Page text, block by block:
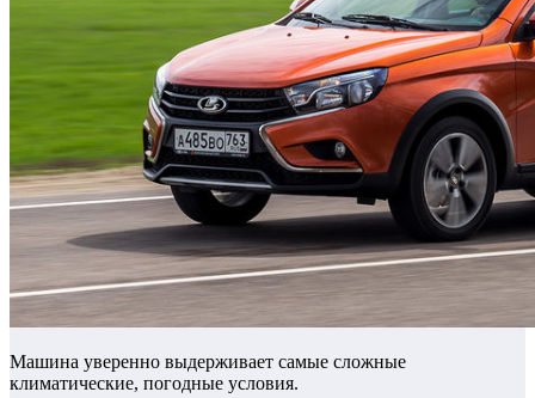
Машина уверенно выдерживает самые сложные
климатические, погодные условия.